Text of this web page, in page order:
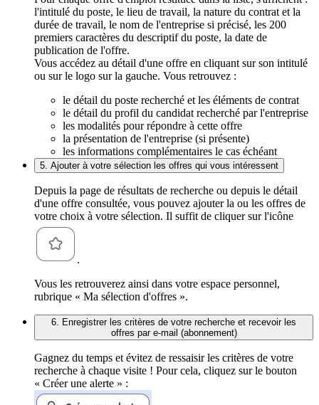
l'intitulé du poste, le lieu de travail, la nature du contrat et la
durée de travail, le nom de l'entreprise si précisé, les 200
premiers caractères du descriptif du poste, la date de
publication de l'offre.
Vous accédez au détail d'une offre en cliquant sur son intitulé
ou sur le logo sur la gauche. Vous retrouvez :
le détail du poste recherché et les éléments de contrat
le détail du profil du candidat recherché par l'entreprise
les modalités pour répondre à cette offre
la présentation de l'entreprise (si présente)
les informations complémentaires le cas échéant
5. Ajouter à votre sélection les offres qui vous intéressent
Depuis la page de résultats de recherche ou depuis le détail
d'une offre consultée, vous pouvez ajouter la ou les offres de
votre choix à votre sélection. Il suffit de cliquer sur l'icône
.
Vous les retrouverez ainsi dans votre espace personnel,
rubrique « Ma sélection d'offres ».
6. Enregistrer les critères de votre recherche et recevoir les
offres par e-mail (abonnement)
Gagnez du temps et évitez de ressaisir les critères de votre
recherche à chaque visite ! Pour cela, cliquez sur le bouton
« Créer une alerte » :